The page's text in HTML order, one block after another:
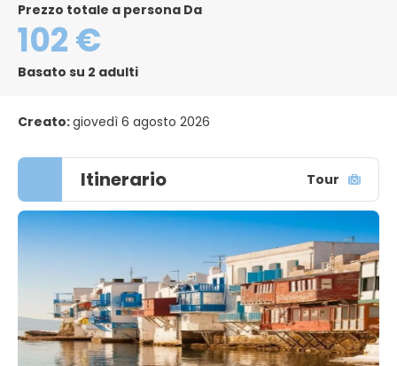
Prezzo totale a persona Da
102 €
Basato su 2 adulti
Creato:giovedì 6 agosto 2026
Itinerario Tour